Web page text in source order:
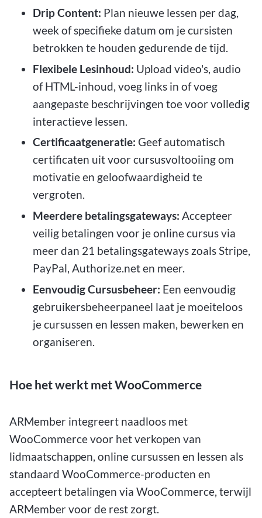
Drip Content: Plan nieuwe lessen per dag,
week of specifieke datum om je cursisten
betrokken te houden gedurende de tijd.
Flexibele Lesinhoud: Upload video's, audio
of HTML-inhoud, voeg links in of voeg
aangepaste beschrijvingen toe voor volledig
interactieve lessen.
Certificaatgeneratie: Geef automatisch
certificaten uit voor cursusvoltooiing om
motivatie en geloofwaardigheid te
vergroten.
Meerdere betalingsgateways: Accepteer
veilig betalingen voor je online cursus via
meer dan 21 betalingsgateways zoals Stripe,
PayPal, Authorize.net en meer.
Eenvoudig Cursusbeheer: Een eenvoudig
gebruikersbeheerpaneel laat je moeiteloos
je cursussen en lessen maken, bewerken en
organiseren.
Hoe het werkt met WooCommerce
ARMember integreert naadloos met
WooCommerce voor het verkopen van
lidmaatschappen, online cursussen en lessen als
standaard WooCommerce-producten en
accepteert betalingen via WooCommerce, terwijl
ARMember voor de rest zorgt.